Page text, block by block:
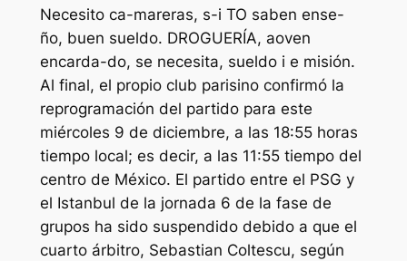
Necesito ca-mareras, s-i TO saben ense-
ño, buen sueldo. DROGUERÍA, aoven
encarda-do, se necesita, sueldo i e misión.
Al final, el propio club parisino confirmó la
reprogramación del partido para este
miércoles 9 de diciembre, a las 18:55 horas
tiempo local; es decir, a las 11:55 tiempo del
centro de México. El partido entre el PSG y
el Istanbul de la jornada 6 de la fase de
grupos ha sido suspendido debido a que el
cuarto árbitro, Sebastian Coltescu, según